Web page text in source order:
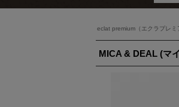
ブラ
カテ
eclat premium（エクラプレミ
MICA & DEAL (